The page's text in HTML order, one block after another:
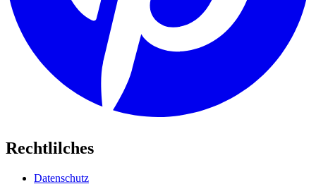
Rechtlilches
Datenschutz